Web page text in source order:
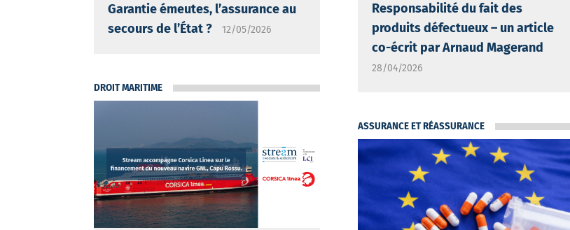
Garantie émeutes, l’assurance au
secours de l’État ?
12/05/2026
DROIT MARITIME
Responsabilité du fait des
produits défectueux – un article
co-écrit par Arnaud Magerand
28/04/2026
ASSURANCE ET RÉASSURANCE